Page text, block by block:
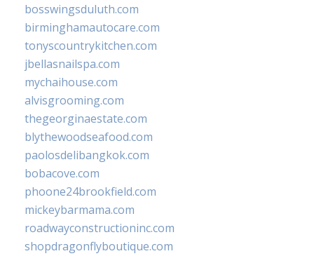
bosswingsduluth.com
birminghamautocare.com
tonyscountrykitchen.com
jbellasnailspa.com
mychaihouse.com
alvisgrooming.com
thegeorginaestate.com
blythewoodseafood.com
paolosdelibangkok.com
bobacove.com
phoone24brookfield.com
mickeybarmama.com
roadwayconstructioninc.com
shopdragonflyboutique.com